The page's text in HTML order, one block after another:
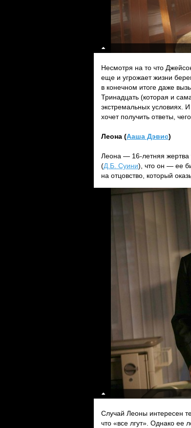
Несмотря на то что
еще и угрожает жизни
в конечном итоге даже
Тринадцать (которая и
экстремальных условиях.
хочет получить ответы,
Леона (Ааша Дэвис)
Леона — 16-летняя жертва
(Д.Б. Суини), что он — ее
на отцовство, который
Случай Леоны интересен
что «все лгут». Однако ее